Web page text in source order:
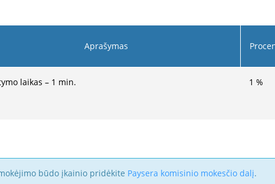
Aprašymas
laikas – 1 min. 1 %
būdo įkainio pridėkite Paysera komisinio mokesčio dalį.